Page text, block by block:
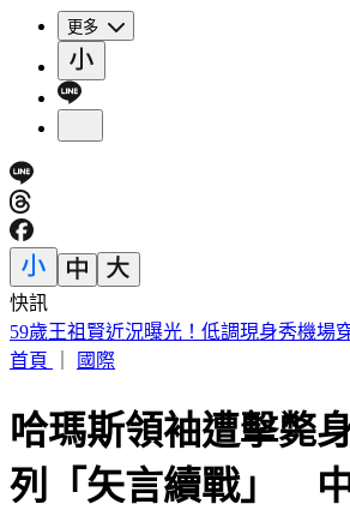
更多
快訊
川湖處置首日仍飆12,220元天價 目標價
首頁
國際
哈瑪斯領袖遭擊斃
列「矢言續戰」